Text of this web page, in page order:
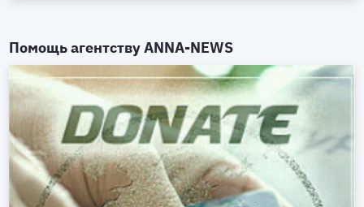
Помощь агентствуANNA-NEWS